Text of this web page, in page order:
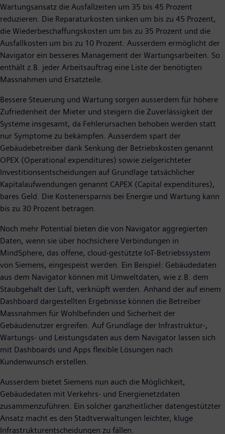
Wartungsansatz die Ausfallzeiten um 35 bis 45 Prozent
reduzieren. Die Reparaturkosten sinken um bis zu 45 Prozent,
die Wiederbeschaffungskosten um bis zu 35 Prozent und die
Ausfallkosten um bis zu 10 Prozent. Ausserdem ermöglicht der
Navigator ein besseres Management der Wartungsarbeiten. So
enthält z.B. jeder Arbeitsauftrag eine Liste der benötigten
Massnahmen und Ersatzteile.
Bessere Steuerung und Wartung sorgen ausserdem für höhere
Zufriedenheit der Mieter und steigern die Zuverlässigkeit der
Systeme insgesamt, da Fehlerursachen behoben werden statt
nur Symptome zu bekämpfen. Ausserdem spart der
Gebäudebetreiber dank Senkung der Betriebskosten genannt
OPEX (Operational expenditures) sowie zielgerichteter
Investitionsentscheidungen auf Grundlage tatsächlicher
Kapitalaufwendungen genannt CAPEX (Capital expenditures),
bares Geld. Die Kostenersparnis bei Energie und Wartung kann
bis zu 30 Prozent betragen.
Noch mehr Potential bieten die von Navigator aggregierten
Daten, wenn sie über hochsichere Verbindungen in
MindSphere, das offene, cloud-gestützte IoT-Betriebssystem
von Siemens, eingespeist werden. Ein Beispiel: Gebäudedaten
aus dem Navigator können mit Umweltdaten, wie z.B. dem
Staubgehalt der Luft, verknüpft werden. Anhand der auf einem
Dashboard dargestellten Ergebnisse können die Betreiber
Massnahmen für Wohlbefinden und Sicherheit der
Gebäudenutzer ergreifen. Auf Grundlage der Infrastruktur-,
Wartungs- und Leistungsdaten aus dem Navigator lassen sich
mit Dashboards und Apps flexible Lösungen nach
Kundenwunsch erstellen.
Ausserdem bietet Siemens nun auch die Möglichkeit,
Gebäudedaten mit Verkehrs- und Energienetzdaten
zusammenzuführen. Ein solcher ganzheitlicher datengestützter
Ansatz macht es den Stadtverwaltungen leichter, kluge
Infrastrukturentscheidungen zu fällen.